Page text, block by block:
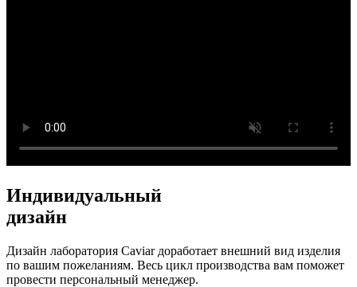
Индивидуальный
дизайн
Дизайн лаборатория Caviar доработает внешний вид изделия
по вашим пожеланиям. Весь цикл производства вам поможет
провести персональный менеджер.